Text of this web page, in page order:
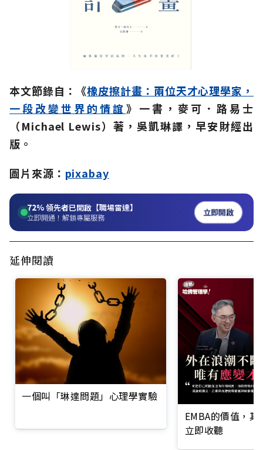
本文節錄自：《橡皮擦計畫：兩位天才心理學家，
一段改變世界的情誼 》一書，麥可．路易士
（Michael Lewis）著，吳凱琳譯，早安財經出
版。
圖片來源： pixabay
72%領先者已開啟【職場雷達】
立即開通！解鎖專屬服務 立即開啟
延伸閱讀
一個叫「琳達問題」心理學實驗
EMBA的價值，
立即收聽